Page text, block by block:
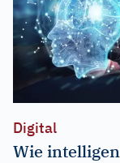
Digital
Wie